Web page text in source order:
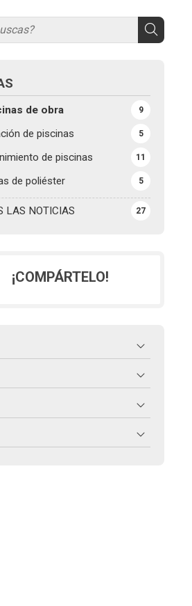
LAS NOTICIAS 27
de obra 9
de piscinas 5
de piscinas 11
de poliéster 5
¡COMPÁRTELO!